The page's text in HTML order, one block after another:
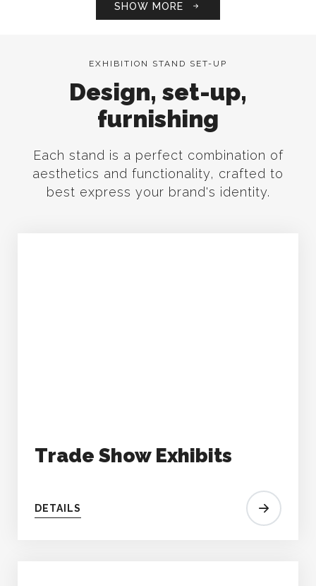
SHOW MORE
EXHIBITION STAND SET-UP
Design, set-up,
furnishing
Each stand is a perfect combination of
aesthetics and functionality, crafted to
best express your brand's identity.
Trade Show Exhibits
DETAILS